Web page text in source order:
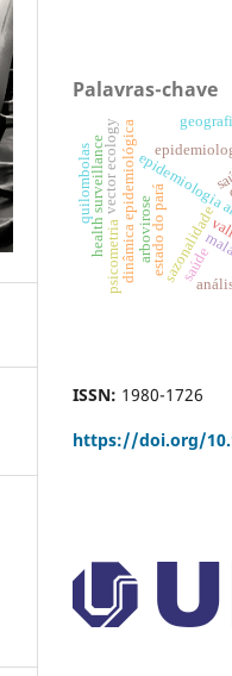
Palavras-chave
sazonalidade
estado do pará
arbovirose
dinâmica epidemiológica
psicometria
health surveillancevector ecology
saúde
quilombolas
ISSN: 1980-1726
https://doi.org/